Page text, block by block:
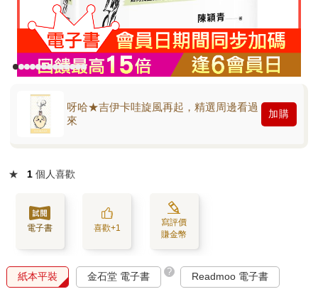
呀哈★吉伊卡哇旋風再起，精選周邊看過
來
加購
★ 1 個人喜歡
電子書 喜歡+1
寫評價
賺金幣
紙本平裝 金石堂 電子書 ? Readmoo 電子書